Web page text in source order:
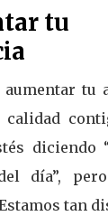
tu
tu
diciendo
día”,
tan